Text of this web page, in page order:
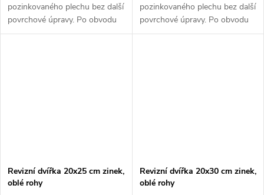
pozinkovaného plechu bez další
povrchové úpravy. Po obvodu
rámu jsou z vnitřní části...
pozinkovaného plechu bez další
povrchové úpravy. Po obvodu
rámu jsou z vnitřní části...
Revizní dvířka 20x25 cm zinek,
oblé rohy
Revizní dvířka 20x30 cm zinek,
oblé rohy